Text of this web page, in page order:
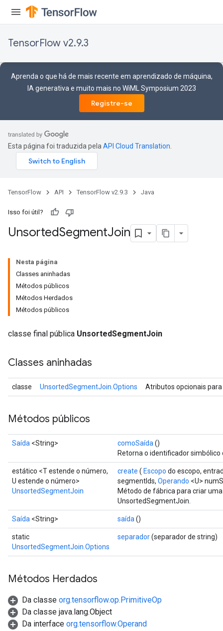
TensorFlow v2.9.3
Aprenda o que há de mais recente em aprendizado de máquina,
IA generativa e muito mais no WiML Symposium 2023
Registre-se
Esta página foi traduzida pela API Cloud Translation
TensorFlow API TensorFlow v2.9.3 Java
Isso foi útil?
UnsortedSegmentJoin
Nesta página
Classes aninhadas
Métodos públicos
Métodos Herdados
Métodos públicos
classe final pública UnsortedSegmentJoin
Classes aninhadas
classe UnsortedSegmentJoin.Options Atributos opcionais para
Métodos públicos
Saída <String> comoSaída ()
Retorna o identificador simbólico
estático <T estende o número,
U estende o número>
UnsortedSegmentJoin
create ( Escopo do escopo,
segmentIds, Operando <U>
Método de fábrica para criar
UnsortedSegmentJoin.
Saída <String> saída ()
static
UnsortedSegmentJoin.Options
separador(separador de string)
Métodos Herdados
Da classe org.tensorflow.op.PrimitiveOp
Da classe java.lang.Object
Da interface org.tensorflow.Operand